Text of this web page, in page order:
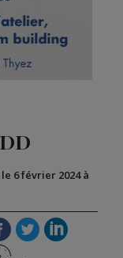
6 février 2024 à